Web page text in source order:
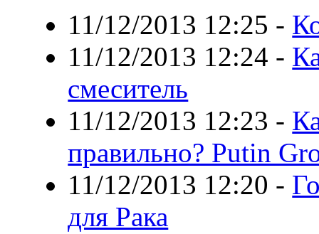
11/12/2013 12:25 -
11/12/2013 12:24 -
смеситель
11/12/2013 12:23 -
правильно? Putin
11/12/2013 12:20 -
для Рака